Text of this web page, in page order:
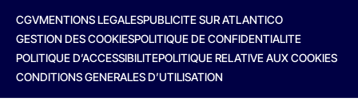
CGVMENTIONS LEGALESPUBLICITE SUR ATLANTICO
GESTION DES COOKIESPOLITIQUE DE CONFIDENTIALITE
POLITIQUE D’ACCESSIBILITEPOLITIQUE RELATIVE AUX COOKIES
CONDITIONS GENERALES D’UTILISATION